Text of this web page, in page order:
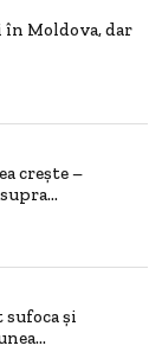
în Moldova, dar
crește –
și